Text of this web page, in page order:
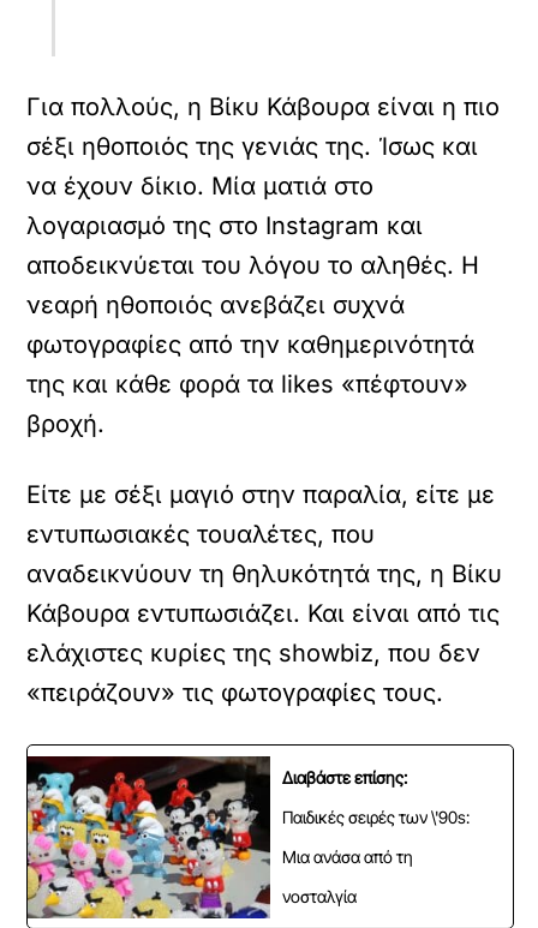
Για πολλούς, η Βίκυ Κάβουρα είναι η πιο
σέξι ηθοποιός της γενιάς της. Ίσως και
να έχουν δίκιο. Μία ματιά στο
λογαριασμό της στο Instagram και
αποδεικνύεται του λόγου το αληθές. Η
νεαρή ηθοποιός ανεβάζει συχνά
φωτογραφίες από την καθημερινότητά
της και κάθε φορά τα likes «πέφτουν»
βροχή.
Είτε με σέξι μαγιό στην παραλία, είτε με
εντυπωσιακές τουαλέτες, που
αναδεικνύουν τη θηλυκότητά της, η Βίκυ
Κάβουρα εντυπωσιάζει. Και είναι από τις
ελάχιστες κυρίες της showbiz, που δεν
«πειράζουν» τις φωτογραφίες τους.
Διαβάστε επίσης:
Παιδικές σειρές των \'90s:
Μια ανάσα από τη
νοσταλγία